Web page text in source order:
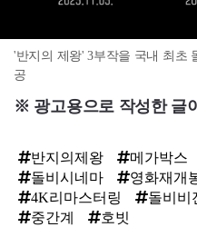
'반지의 제왕' 3부작을 국내 최초
공
※ 광고용으로 작성한 글
반지의제왕 메가박스
돌비시네마
영화재개
4K리마스터링
돌비비
중간계
호빗